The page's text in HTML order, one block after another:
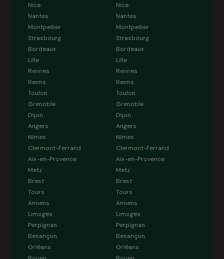
Nice
Nantes
Montpellier
Strasbourg
Bordeaux
Lille
Rennes
Reims
Toulon
Grenoble
Dijon
Angers
Nîmes
Clermont-Ferrand
Aix-en-Provence
Metz
Brest
Tours
Amiens
Limoges
Perpignan
Besançon
Orléans
Nice
Nantes
Montpellier
Strasbourg
Bordeaux
Lille
Rennes
Reims
Toulon
Grenoble
Dijon
Angers
Nîmes
Clermont-Ferrand
Aix-en-Provence
Metz
Brest
Tours
Amiens
Limoges
Perpignan
Besançon
Orléans